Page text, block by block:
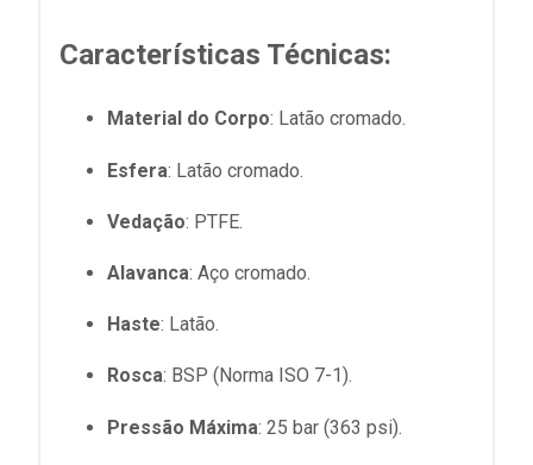
Características Técnicas:
Material do Corpo: Latão cromado.
Esfera: Latão cromado.
Vedação: PTFE.
Alavanca: Aço cromado.
Haste: Latão.
Rosca: BSP (Norma ISO 7-1).
Pressão Máxima: 25 bar (363 psi).